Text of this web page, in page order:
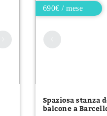
690€ / mese
Spaziosa stanza
balcone a